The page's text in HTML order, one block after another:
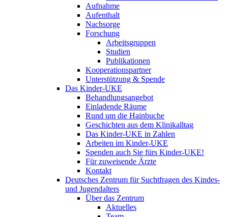
Aufnahme
Aufenthalt
Nachsorge
Forschung
Arbeitsgruppen
Studien
Publikationen
Kooperationspartner
Unterstützung & Spende
Das Kinder-UKE
Behandlungsangebot
Einladende Räume
Rund um die Hainbuche
Geschichten aus dem Klinikalltag
Das Kinder-UKE in Zahlen
Arbeiten im Kinder-UKE
Spenden auch Sie fürs Kinder-UKE!
Für zuweisende Ärzte
Kontakt
Deutsches Zentrum für Suchtfragen des Kindes-
und Jugendalters
Über das Zentrum
Aktuelles